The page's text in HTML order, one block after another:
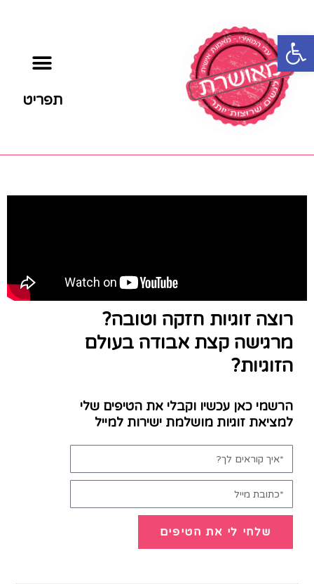
פתח סרגל נגישות
תפריט
רוצה זוגיות חזקה וטובה?
מרגישה קצת אבודה בעולם
הזוגיות?
הרשמי כאן עכשיו וקבלי את הטיפים שלי
למציאת זוגיות מושלמת ישירות למייל
שלחי לי את הטיפים